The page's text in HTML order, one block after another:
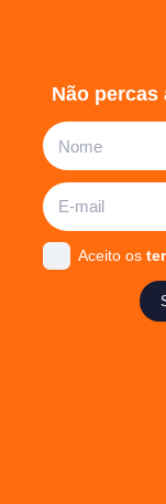
Não percas
Aceito os